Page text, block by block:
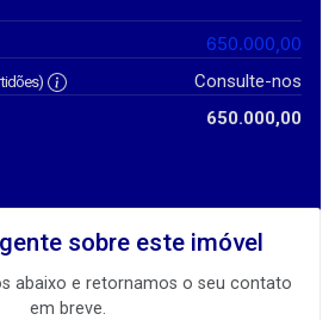
650.000,00
Consulte-nos
650.000,00
sobre este imóvel
abaixo e retornamos o seu contato
em breve.